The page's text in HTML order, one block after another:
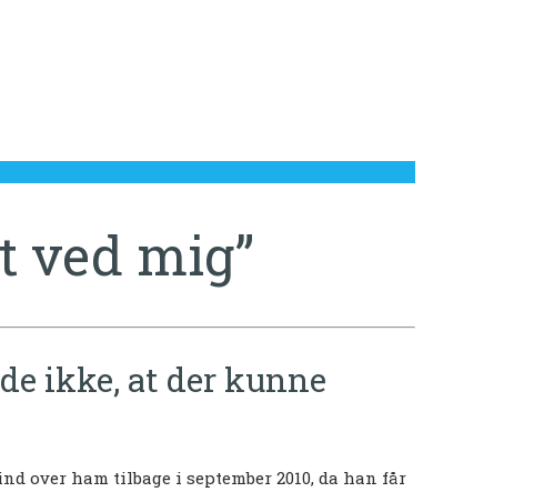
ved mig”
ikke, at der kunne
over ham tilbage i september 2010, da han får